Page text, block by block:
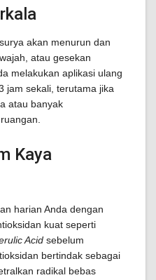
akan menurun dan
atau gesekan
melakukan aplikasi ulang
jam sekali, terutama jika
atau banyak
Kaya
harian Anda dengan
kuat seperti
Acid sebelum
bertindak sebagai
radikal bebas